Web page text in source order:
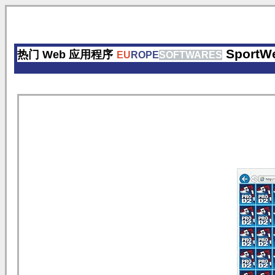
热门 Web 应用程序 EU ROPESOFTWARES